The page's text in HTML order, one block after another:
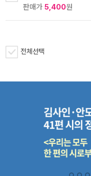
판매가 5,400원
전체선택